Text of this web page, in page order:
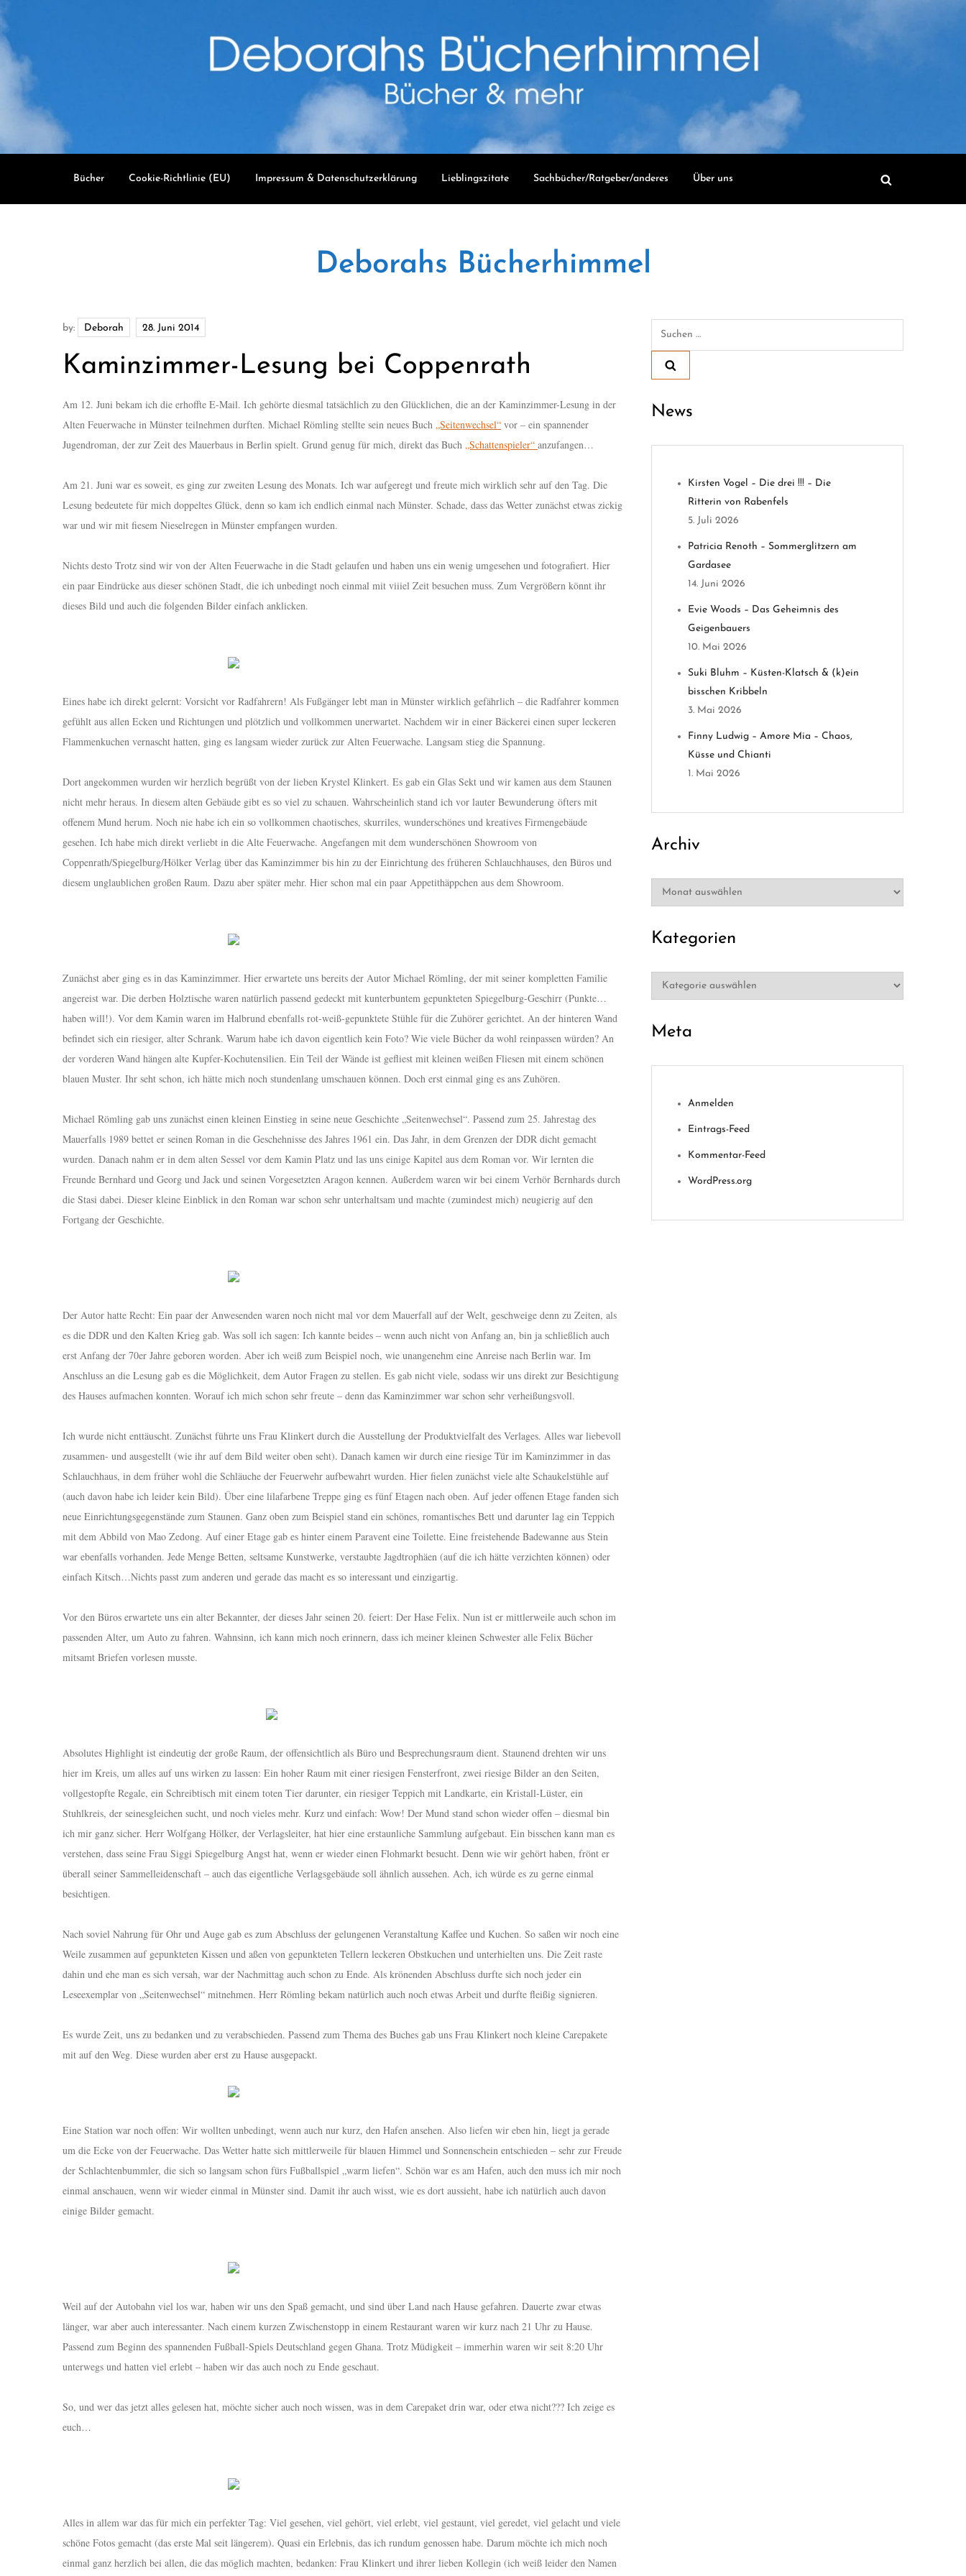
content
Bücher Cookie-Richtlinie (EU) Impressum & Datenschutzerklärung Lieblingszitate Sachbücher/Ratgeber/anderes Über uns
Deborahs Bücherhimmel
by: Deborah
Kaminzimmer-Lesung bei Coppenrath
Am 12. Juni bekam ich die erhoffte E-Mail. Ich gehörte diesmal tatsächlich zu den Glücklichen, die an der Kaminzimmer-Lesung in der
Alten Feuerwache in Münster teilnehmen durften. Michael Römling stellte sein neues Buch „Seitenwechsel“ vor – ein spannender
Jugendroman, der zur Zeit des Mauerbaus in Berlin spielt. Grund genug für mich, direkt das Buch „Schattenspieler“ anzufangen…
Am 21. Juni war es soweit, es ging zur zweiten Lesung des Monats. Ich war aufgeregt und freute mich wirklich sehr auf den Tag. Die
Lesung bedeutete für mich doppeltes Glück, denn so kam ich endlich einmal nach Münster. Schade, dass das Wetter zunächst etwas zickig
war und wir mit fiesem Nieselregen in Münster empfangen wurden.
Nichts desto Trotz sind wir von der Alten Feuerwache in die Stadt gelaufen und haben uns ein wenig umgesehen und fotografiert. Hier
ein paar Eindrücke aus dieser schönen Stadt, die ich unbedingt noch einmal mit viiiel Zeit besuchen muss. Zum Vergrößern könnt ihr
dieses Bild und auch die folgenden Bilder einfach anklicken.
Eines habe ich direkt gelernt: Vorsicht vor Radfahrern! Als Fußgänger lebt man in Münster wirklich gefährlich – die Radfahrer kommen
gefühlt aus allen Ecken und Richtungen und plötzlich und vollkommen unerwartet. Nachdem wir in einer Bäckerei einen super leckeren
Flammenkuchen vernascht hatten, ging es langsam wieder zurück zur Alten Feuerwache. Langsam stieg die Spannung.
Dort angekommen wurden wir herzlich begrüßt von der lieben Krystel Klinkert. Es gab ein Glas Sekt und wir kamen aus dem Staunen
nicht mehr heraus. In diesem alten Gebäude gibt es so viel zu schauen. Wahrscheinlich stand ich vor lauter Bewunderung öfters mit
offenem Mund herum. Noch nie habe ich ein so vollkommen chaotisches, skurriles, wunderschönes und kreatives Firmengebäude
gesehen. Ich habe mich direkt verliebt in die Alte Feuerwache. Angefangen mit dem wunderschönen Showroom von
Coppenrath/Spiegelburg/Hölker Verlag über das Kaminzimmer bis hin zu der Einrichtung des früheren Schlauchhauses, den Büros und
diesem unglaublichen großen Raum. Dazu aber später mehr. Hier schon mal ein paar Appetithäppchen aus dem Showroom.
Zunächst aber ging es in das Kaminzimmer. Hier erwartete uns bereits der Autor Michael Römling, der mit seiner kompletten Familie
angereist war. Die derben Holztische waren natürlich passend gedeckt mit kunterbuntem gepunkteten Spiegelburg-Geschirr (Punkte…
haben will!). Vor dem Kamin waren im Halbrund ebenfalls rot-weiß-gepunktete Stühle für die Zuhörer gerichtet. An der hinteren Wand
befindet sich ein riesiger, alter Schrank. Warum habe ich davon eigentlich kein Foto? Wie viele Bücher da wohl reinpassen würden? An
der vorderen Wand hängen alte Kupfer-Kochutensilien. Ein Teil der Wände ist gefliest mit kleinen weißen Fliesen mit einem schönen
blauen Muster. Ihr seht schon, ich hätte mich noch stundenlang umschauen können. Doch erst einmal ging es ans Zuhören.
Michael Römling gab uns zunächst einen kleinen Einstieg in seine neue Geschichte „Seitenwechsel“. Passend zum 25. Jahrestag des
Mauerfalls 1989 bettet er seinen Roman in die Geschehnisse des Jahres 1961 ein. Das Jahr, in dem Grenzen der DDR dicht gemacht
wurden. Danach nahm er in dem alten Sessel vor dem Kamin Platz und las uns einige Kapitel aus dem Roman vor. Wir lernten die
Freunde Bernhard und Georg und Jack und seinen Vorgesetzten Aragon kennen. Außerdem waren wir bei einem Verhör Bernhards durch
die Stasi dabei. Dieser kleine Einblick in den Roman war schon sehr unterhaltsam und machte (zumindest mich) neugierig auf den
Fortgang der Geschichte.
Der Autor hatte Recht: Ein paar der Anwesenden waren noch nicht mal vor dem Mauerfall auf der Welt, geschweige denn zu Zeiten, als
es die DDR und den Kalten Krieg gab. Was soll ich sagen: Ich kannte beides – wenn auch nicht von Anfang an, bin ja schließlich auch
erst Anfang der 70er Jahre geboren worden. Aber ich weiß zum Beispiel noch, wie unangenehm eine Anreise nach Berlin war. Im
Anschluss an die Lesung gab es die Möglichkeit, dem Autor Fragen zu stellen. Es gab nicht viele, sodass wir uns direkt zur Besichtigung
des Hauses aufmachen konnten. Worauf ich mich schon sehr freute – denn das Kaminzimmer war schon sehr verheißungsvoll.
Ich wurde nicht enttäuscht. Zunächst führte uns Frau Klinkert durch die Ausstellung der Produktvielfalt des Verlages. Alles war liebevoll
zusammen- und ausgestellt (wie ihr auf dem Bild weiter oben seht). Danach kamen wir durch eine riesige Tür im Kaminzimmer in das
Schlauchhaus, in dem früher wohl die Schläuche der Feuerwehr aufbewahrt wurden. Hier fielen zunächst viele alte Schaukelstühle auf
(auch davon habe ich leider kein Bild). Über eine lilafarbene Treppe ging es fünf Etagen nach oben. Auf jeder offenen Etage fanden sich
neue Einrichtungsgegenstände zum Staunen. Ganz oben zum Beispiel stand ein schönes, romantisches Bett und darunter lag ein Teppich
mit dem Abbild von Mao Zedong. Auf einer Etage gab es hinter einem Paravent eine Toilette. Eine freistehende Badewanne aus Stein
war ebenfalls vorhanden. Jede Menge Betten, seltsame Kunstwerke, verstaubte Jagdtrophäen (auf die ich hätte verzichten können) oder
einfach Kitsch…Nichts passt zum anderen und gerade das macht es so interessant und einzigartig.
Vor den Büros erwartete uns ein alter Bekannter, der dieses Jahr seinen 20. feiert: Der Hase Felix. Nun ist er mittlerweile auch schon im
passenden Alter, um Auto zu fahren. Wahnsinn, ich kann mich noch erinnern, dass ich meiner kleinen Schwester alle Felix Bücher
mitsamt Briefen vorlesen musste.
Absolutes Highlight ist eindeutig der große Raum, der offensichtlich als Büro und Besprechungsraum dient. Staunend drehten wir uns
hier im Kreis, um alles auf uns wirken zu lassen: Ein hoher Raum mit einer riesigen Fensterfront, zwei riesige Bilder an den Seiten,
vollgestopfte Regale, ein Schreibtisch mit einem toten Tier darunter, ein riesiger Teppich mit Landkarte, ein Kristall-Lüster, ein
Stuhlkreis, der seinesgleichen sucht, und noch vieles mehr. Kurz und einfach: Wow! Der Mund stand schon wieder offen – diesmal bin
ich mir ganz sicher. Herr Wolfgang Hölker, der Verlagsleiter, hat hier eine erstaunliche Sammlung aufgebaut. Ein bisschen kann man es
verstehen, dass seine Frau Siggi Spiegelburg Angst hat, wenn er wieder einen Flohmarkt besucht. Denn wie wir gehört haben, frönt er
überall seiner Sammelleidenschaft – auch das eigentliche Verlagsgebäude soll ähnlich aussehen. Ach, ich würde es zu gerne einmal
besichtigen.
Nach soviel Nahrung für Ohr und Auge gab es zum Abschluss der gelungenen Veranstaltung Kaffee und Kuchen. So saßen wir noch eine
Weile zusammen auf gepunkteten Kissen und aßen von gepunkteten Tellern leckeren Obstkuchen und unterhielten uns. Die Zeit raste
dahin und ehe man es sich versah, war der Nachmittag auch schon zu Ende. Als krönenden Abschluss durfte sich noch jeder ein
Leseexemplar von „Seitenwechsel“ mitnehmen. Herr Römling bekam natürlich auch noch etwas Arbeit und durfte fleißig signieren.
Es wurde Zeit, uns zu bedanken und zu verabschieden. Passend zum Thema des Buches gab uns Frau Klinkert noch kleine Carepakete
mit auf den Weg. Diese wurden aber erst zu Hause ausgepackt.
Eine Station war noch offen: Wir wollten unbedingt, wenn auch nur kurz, den Hafen ansehen. Also liefen wir eben hin, liegt ja gerade
um die Ecke von der Feuerwache. Das Wetter hatte sich mittlerweile für blauen Himmel und Sonnenschein entschieden – sehr zur Freude
der Schlachtenbummler, die sich so langsam schon fürs Fußballspiel „warm liefen“. Schön war es am Hafen, auch den muss ich mir noch
einmal anschauen, wenn wir wieder einmal in Münster sind. Damit ihr auch wisst, wie es dort aussieht, habe ich natürlich auch davon
einige Bilder gemacht.
Weil auf der Autobahn viel los war, haben wir uns den Spaß gemacht, und sind über Land nach Hause gefahren. Dauerte zwar etwas
länger, war aber auch interessanter. Nach einem kurzen Zwischenstopp in einem Restaurant waren wir kurz nach 21 Uhr zu Hause.
Passend zum Beginn des spannenden Fußball-Spiels Deutschland gegen Ghana. Trotz Müdigkeit – immerhin waren wir seit 8:20 Uhr
unterwegs und hatten viel erlebt – haben wir das auch noch zu Ende geschaut.
So, und wer das jetzt alles gelesen hat, möchte sicher auch noch wissen, was in dem Carepaket drin war, oder etwa nicht??? Ich zeige es
euch…
Alles in allem war das für mich ein perfekter Tag: Viel gesehen, viel gehört, viel erlebt, viel gestaunt, viel geredet, viel gelacht und viele
schöne Fotos gemacht (das erste Mal seit längerem). Quasi ein Erlebnis, das ich rundum genossen habe. Darum möchte ich mich noch
einmal ganz herzlich bei allen, die das möglich machten, bedanken: Frau Klinkert und ihrer lieben Kollegin (ich weiß leider den Namen
Suchen
News
Kirsten Vogel – Die drei !!! – Die
Ritterin von Rabenfels
5. Juli 2026
Patricia Renoth – Sommerglitzern am
Gardasee
14. Juni 2026
Evie Woods – Das Geheimnis des
Geigenbauers
10. Mai 2026
Suki Bluhm – Küsten-Klatsch & (k)ein
bisschen Kribbeln
3. Mai 2026
Finny Ludwig – Amore Mia – Chaos,
Küsse und Chianti
1. Mai 2026
Archiv
Archiv
Kategorien
Kategorien
Meta
Anmelden
Eintrags-Feed
Kommentar-Feed
WordPress.org